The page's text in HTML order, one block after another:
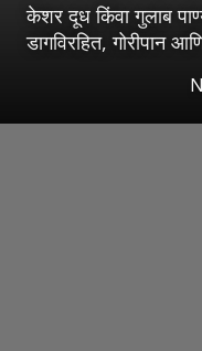
केशर दूध किंवा गुलाब
डागविरहित, गोरीपान